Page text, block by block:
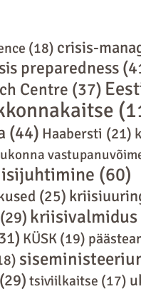
(18) crisis-
preparedness
Centre (37)
(44) Haabersti (21)
(60)
(25)
(29) kriisivalmidus
KÜSK (19)
(29) tsiviilkaitse (17)